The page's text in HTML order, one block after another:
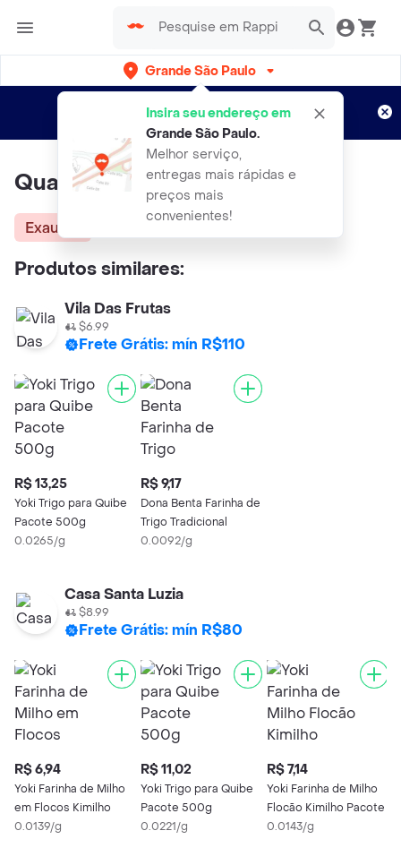
Grande São Paulo
Insira seu endereço em
Grande São Paulo.
Melhor serviço,
entregas mais rápidas e
preços mais
convenientes!
Entregas grátis por 15 dias!
Aplicam T&C
Qualitá Amido de Milho
Exausta
Produtos similares:
Vila Das Frutas
$6.99
Frete Grátis: mín R$110
R$ 13,25
Yoki Trigo para Quibe
Pacote 500g
0.0265/g
R$ 9,17
Dona Benta Farinha de
Trigo Tradicional
0.0092/g
Casa Santa Luzia
$8.99
Frete Grátis: mín R$80
R$ 6,94
Yoki Farinha de Milho
em Flocos Kimilho
0.0139/g
R$ 11,02
Yoki Trigo para Quibe
Pacote 500g
0.0221/g
R$ 7,14
Yoki Farinha de Milho
Flocão Kimilho Pacote
0.0143/g